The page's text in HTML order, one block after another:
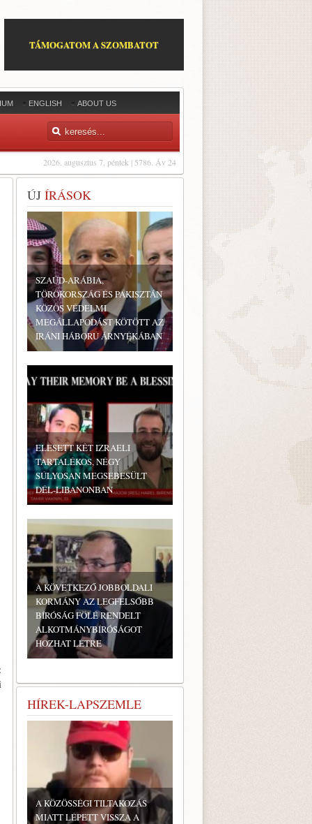
TÁMOGATOM A SZOMBATOT
ENGLISH ABOUT US
2026. augusztus 7, péntek | 5786. Áv 24
ÚJ ÍRÁSOK
SZAÚD-ARÁBIA,
TÖRÖKORSZÁG ÉS PAKISZTÁN
KÖZÖS VÉDELMI
MEGÁLLAPODÁST KÖTÖTT AZ
IRÁNI HÁBORÚ ÁRNYÉKÁBAN
ELESETT KÉT IZRAELI
TARTALÉKOS, NÉGY
SÚLYOSAN MEGSEBESÜLT
DÉL-LIBANONBAN
A KÖVETKEZŐ JOBBOLDALI
KORMÁNY AZ LEGFELSŐBB
BÍRÓSÁG FÖLÉ RENDELT
ALKOTMÁNYBÍRÓSÁGOT
HOZHAT LÉTRE
HÍREK-LAPSZEMLE
A KÖZÖSSÉGI TILTAKOZÁS
MIATT LÉPETT VISSZA A